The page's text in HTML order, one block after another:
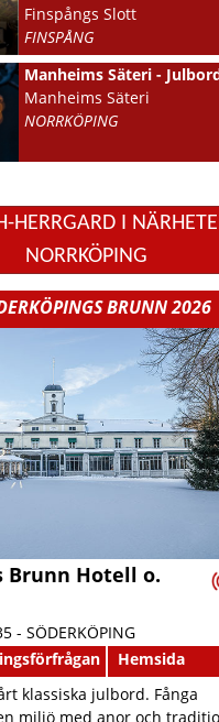
Finspångs Slott
FINSPÅNG
Manheims Säteri -
Manheims Säteri
NORRKÖPING
HERRGARD I
NORRKÖPING
BRUNN 2026
Brunn Hotell o.
- SÖDERKÖPING
Hemsida
klassiska julbord. Fånga
miljö med anor och